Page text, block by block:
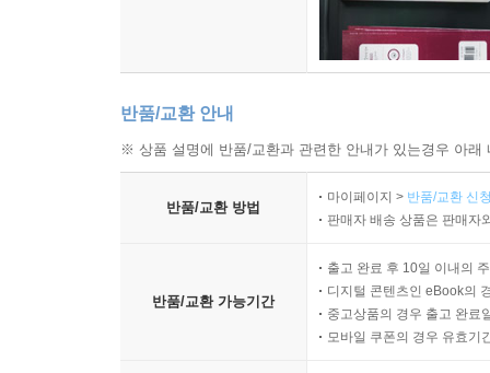
반품/교환 안내
※ 상품 설명에 반품/교환과 관련한 안내가 있는경우 아
반품/교환 방법
마이페이지 > 반품/교환 신
판매자 배송 상품은 판매자
반품/교환 가능기간
출고 완료 후 10일 이내의
디지털 콘텐츠인 eBook의
중고상품의 경우 출고 완료
모바일 쿠폰의 경우 유효기